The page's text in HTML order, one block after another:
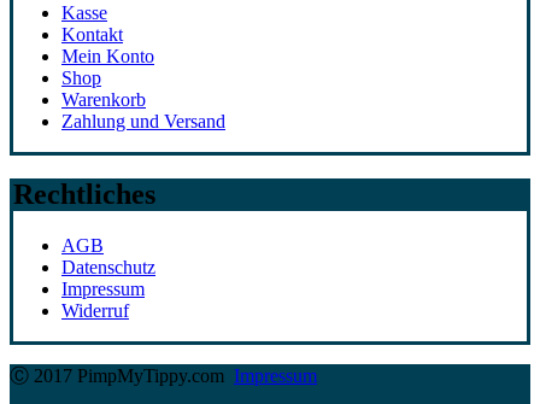
Kasse
Kontakt
Mein Konto
Shop
Warenkorb
Zahlung und Versand
Rechtliches
AGB
Datenschutz
Impressum
Widerruf
Ⓒ 2017 PimpMyTippy.com Impressum